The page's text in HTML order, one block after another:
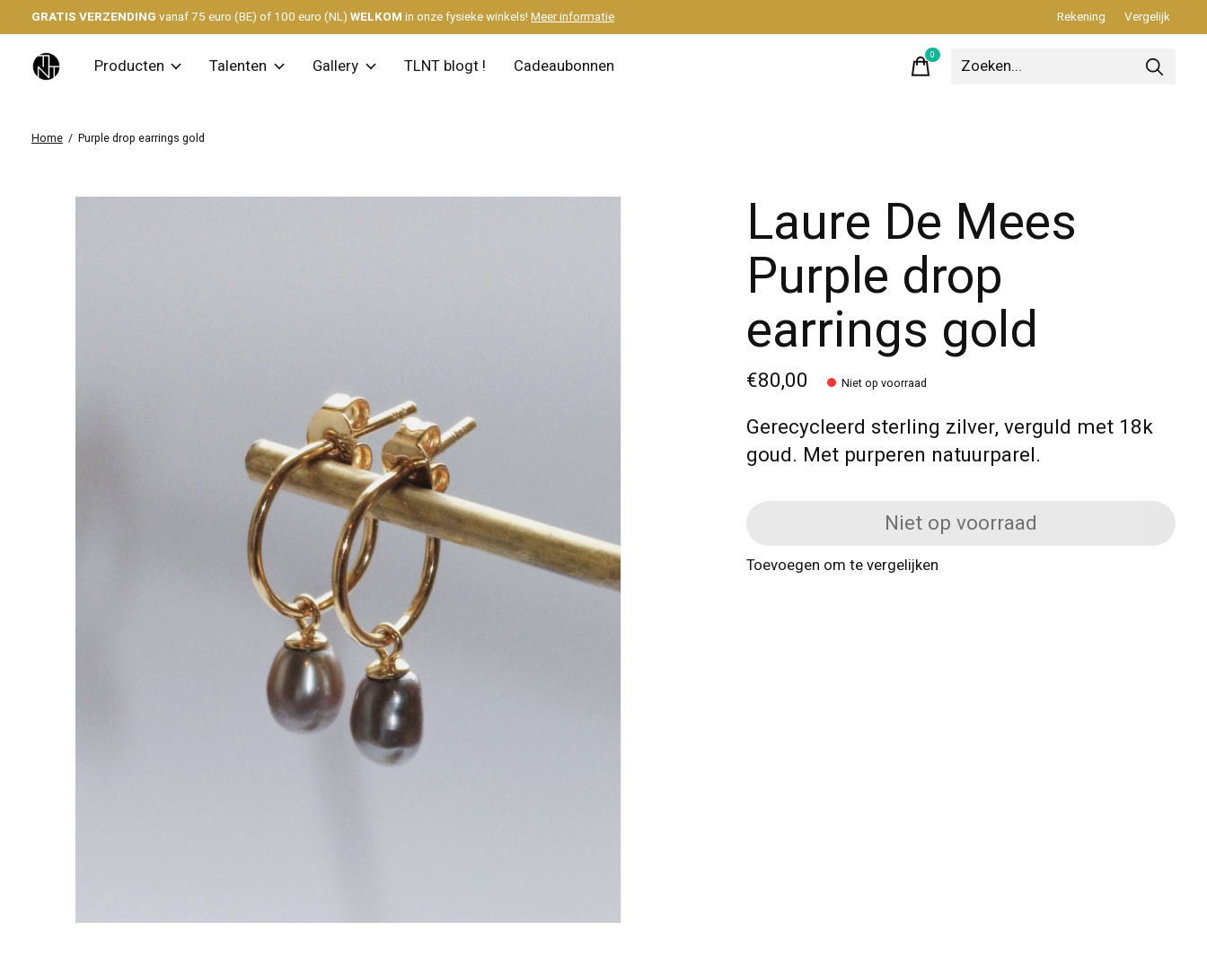
GRATIS VERZENDING vanaf 75 euro (BE) of 100 euro (NL) WELKOM in onze fysieke winkels!Meer informatie Rekening Vergelijk
Producten Talenten Gallery TLNT blogt ! Cadeaubonnen
0items
Home / Purple drop earrings gold
Laure De Mees
Purple drop
earrings gold
€80,00 Niet op voorraad
Gerecycleerd sterling zilver, verguld met 18k
goud. Met purperen natuurparel.
Niet op voorraad
Toevoegen om te vergelijken